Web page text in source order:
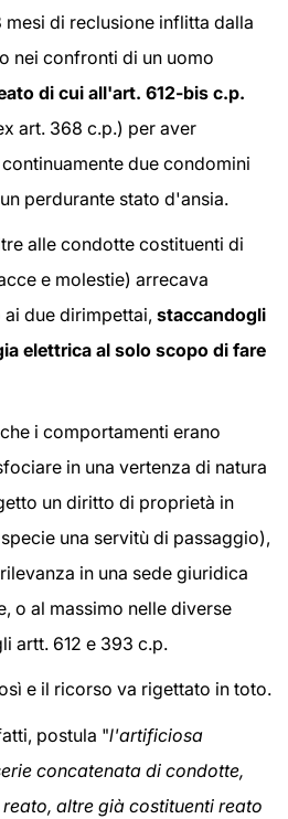
mesi di reclusione inflitta dalla
nei confronti di un uomo
di cui all'art. 612-bis c.p.
art. 368 c.p.) per aver
due condomini
perdurante stato d'ansia.
alle condotte costituenti di
e molestie) arrecava
due dirimpettai, staccandogli
elettrica al solo scopo di fare
i comportamenti erano
in una vertenza di natura
un diritto di proprietà in
una servitù di passaggio),
in una sede giuridica
o al massimo nelle diverse
artt. 612 e 393 c.p.
e il ricorso va rigettato in toto.
postula "l'artificiosa
concatenata di condotte,
altre già costituenti reato